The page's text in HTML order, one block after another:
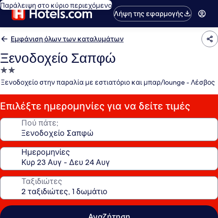
Παράλειψη στο κύριο περιεχόμενο
Λήψη της εφαρμογής
Εμφάνιση όλων των καταλυμάτων
Ξενοδοχείο Σαπφώ
Κατάλυμα
με
αστέρια
Ξενοδοχείο στην παραλία με εστιατόριο και μπαρ/lounge - Λέσβος
Επιλέξτε ημερομηνίες για να δείτε τιμές
Πού πάτε;
Ημερομηνίες
Ταξιδιώτες